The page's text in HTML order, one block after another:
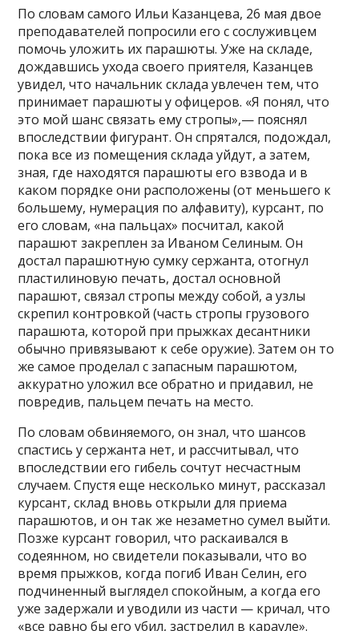
По словам самого Ильи Казанцева, 26 мая двое
преподавателей попросили его с сослуживцем
помочь уложить их парашюты. Уже на складе,
дождавшись ухода своего приятеля, Казанцев
увидел, что начальник склада увлечен тем, что
принимает парашюты у офицеров. «Я понял, что
это мой шанс связать ему стропы»,— пояснял
впоследствии фигурант. Он спрятался, подождал,
пока все из помещения склада уйдут, а затем,
зная, где находятся парашюты его взвода и в
каком порядке они расположены (от меньшего к
большему, нумерация по алфавиту), курсант, по
его словам, «на пальцах» посчитал, какой
парашют закреплен за Иваном Селиным. Он
достал парашютную сумку сержанта, отогнул
пластилиновую печать, достал основной
парашют, связал стропы между собой, а узлы
скрепил контровкой (часть стропы грузового
парашюта, которой при прыжках десантники
обычно привязывают к себе оружие). Затем он то
же самое проделал с запасным парашютом,
аккуратно уложил все обратно и придавил, не
повредив, пальцем печать на место.
По словам обвиняемого, он знал, что шансов
спастись у сержанта нет, и рассчитывал, что
впоследствии его гибель сочтут несчастным
случаем. Спустя еще несколько минут, рассказал
курсант, склад вновь открыли для приема
парашютов, и он так же незаметно сумел выйти.
Позже курсант говорил, что раскаивался в
содеянном, но свидетели показывали, что во
время прыжков, когда погиб Иван Селин, его
подчиненный выглядел спокойным, а когда его
уже задержали и уводили из части — кричал, что
«все равно бы его убил, застрелил в карауле».